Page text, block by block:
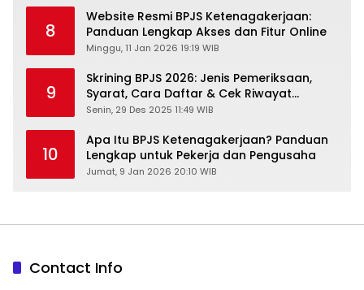
8
Website Resmi BPJS Ketenagakerjaan:
Panduan Lengkap Akses dan Fitur Online
Minggu, 11 Jan 2026 19:19 WIB
9
Skrining BPJS 2026: Jenis Pemeriksaan,
Syarat, Cara Daftar & Cek Riwayat
Kesehatan Gratis
Senin, 29 Des 2025 11:49 WIB
10
Apa Itu BPJS Ketenagakerjaan? Panduan
Lengkap untuk Pekerja dan Pengusaha
Jumat, 9 Jan 2026 20:10 WIB
Contact Info